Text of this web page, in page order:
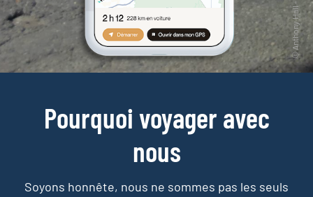
Pourquoi voyager avec
nous
Soyons honnête, nous ne sommes pas les seuls